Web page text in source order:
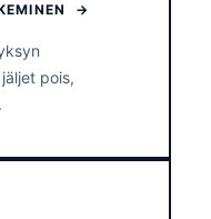
→
pois,